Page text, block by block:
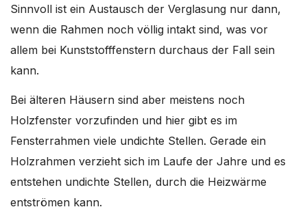
Sinnvoll ist ein Austausch der Verglasung nur dann,
wenn die Rahmen noch völlig intakt sind, was vor
allem bei Kunststofffenstern durchaus der Fall sein
kann.
Bei älteren Häusern sind aber meistens noch
Holzfenster vorzufinden und hier gibt es im
Fensterrahmen viele undichte Stellen. Gerade ein
Holzrahmen verzieht sich im Laufe der Jahre und es
entstehen undichte Stellen, durch die Heizwärme
entströmen kann.